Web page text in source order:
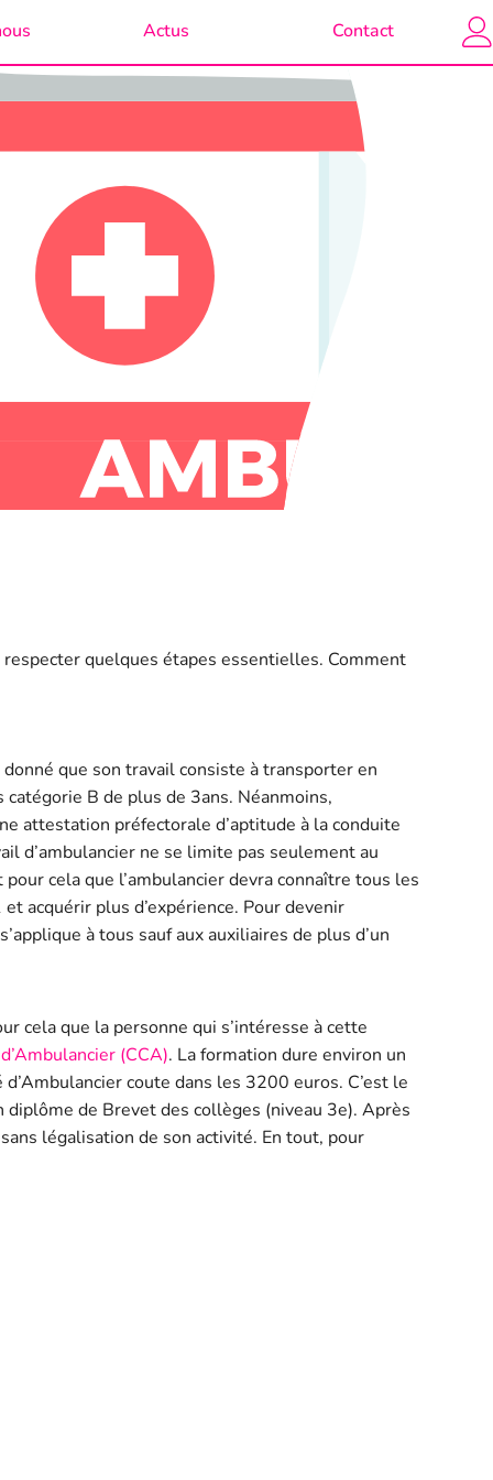
Actus Contact
quelques étapes essentielles. Comment
que son travail consiste à transporter en
B de plus de 3ans. Néanmoins,
attestation préfectorale d’aptitude à la conduite
d’ambulancier ne se limite pas seulement au
cela que l’ambulancier devra connaître tous les
acquérir plus d’expérience. Pour devenir
à tous sauf aux auxiliaires de plus d’un
cela que la personne qui s’intéresse à cette
(CCA). La formation dure environ un
coute dans les 3200 euros. C’est le
diplôme de Brevet des collèges (niveau 3e). Après
légalisation de son activité. En tout, pour